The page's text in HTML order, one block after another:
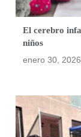
El cerebro
niños
enero 30, 2026